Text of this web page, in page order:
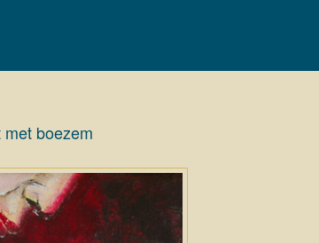
met boezem